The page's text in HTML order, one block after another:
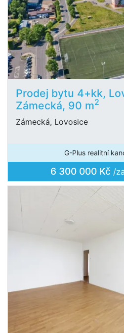
Prodej bytu 4+kk,
Zámecká, 90 m2
Zámecká, Lovosice
G-Plus realitní
6 300 000 Kč /